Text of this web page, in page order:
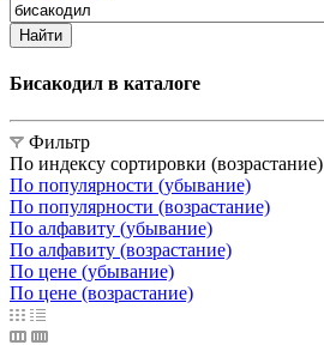
Найти
Бисакодил в каталоге
Фильтр
По индексу сортировки (возрастание)
По популярности (убывание)
По популярности (возрастание)
По алфавиту (убывание)
По алфавиту (возрастание)
По цене (убывание)
По цене (возрастание)